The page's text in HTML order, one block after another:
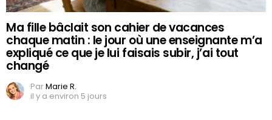
Ma fille bâclait son cahier de vacances
chaque matin : le jour où une enseignante m’a
expliqué ce que je lui faisais subir, j’ai tout
changé
ParMarie R.
il y a environ 5 jours